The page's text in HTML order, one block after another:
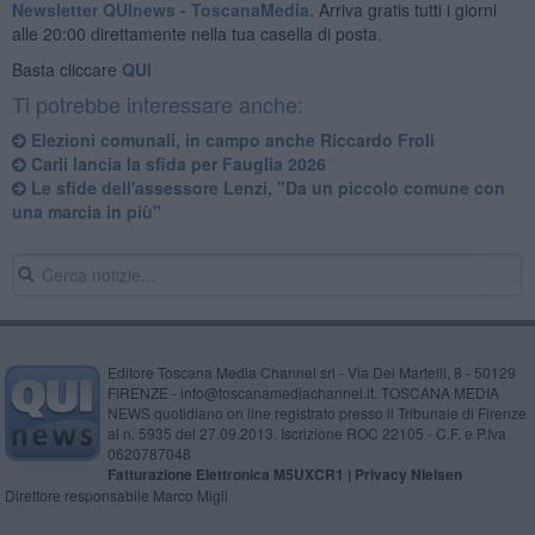
Newsletter QUInews - ToscanaMedia. Arriva gratis tutti i giorni
alle 20:00 direttamente nella tua casella di posta.
Basta cliccare QUI
Ti potrebbe interessare anche:
Elezioni comunali, in campo anche Riccardo Froli
Carli lancia la sfida per Fauglia 2026
Le sfide dell'assessore Lenzi, "Da un piccolo comune con
una marcia in più"
Editore Toscana Media Channel srl - Via Dei Martelli, 8 - 50129
FIRENZE - info@toscanamediachannel.it. TOSCANA MEDIA
NEWS quotidiano on line registrato presso il Tribunale di Firenze
al n. 5935 del 27.09.2013. Iscrizione ROC 22105 - C.F. e P.Iva
0620787048
Fatturazione Elettronica M5UXCR1 | Privacy Nielsen
Direttore responsabile Marco Migli